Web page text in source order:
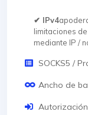
✔ IPv4
limitaciones
mediante IP /
SOCKS5 /
Ancho de